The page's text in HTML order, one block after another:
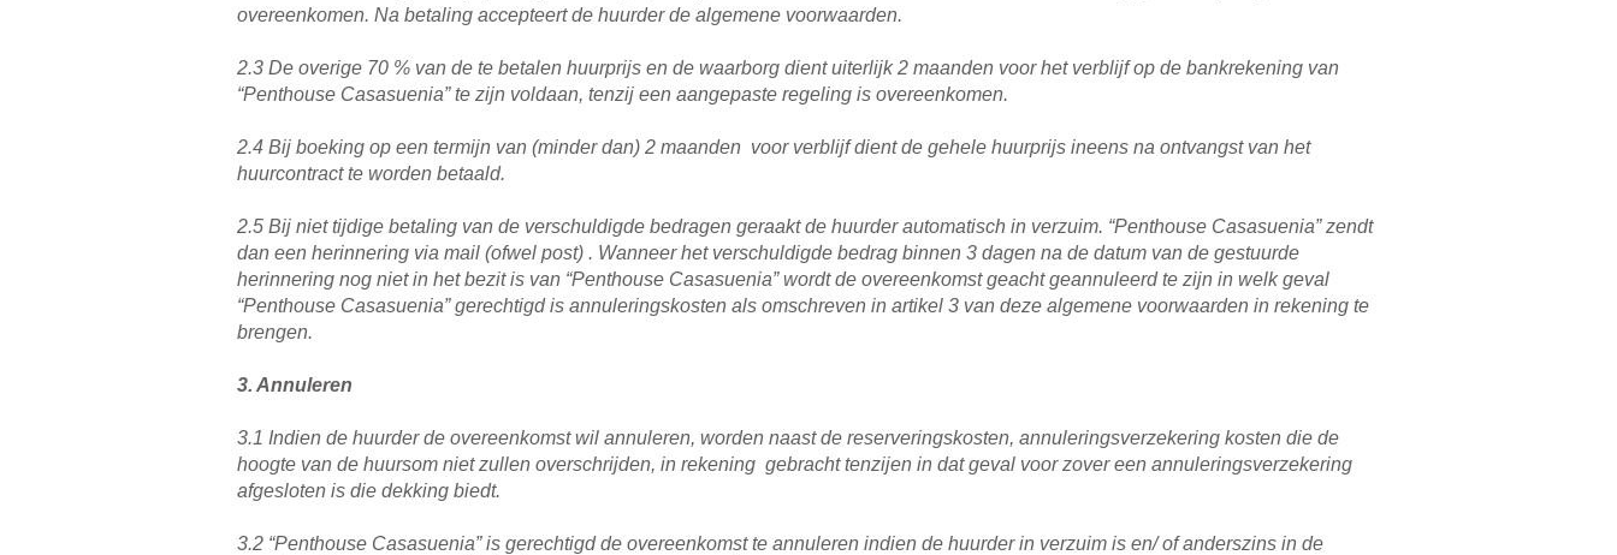
overeenkomen. Na betaling accepteert de huurder de algemene voorwaarden.
2.3 De overige 70 % van de te betalen huurprijs en de waarborg dient uiterlijk 2 maanden voor het verblijf op de bankrekening van
“Penthouse Casasuenia” te zijn voldaan, tenzij een aangepaste regeling is overeenkomen.
2.4 Bij boeking op een termijn van (minder dan) 2 maanden voor verblijf dient de gehele huurprijs ineens na ontvangst van het
huurcontract te worden betaald.
2.5 Bij niet tijdige betaling van de verschuldigde bedragen geraakt de huurder automatisch in verzuim. “Penthouse Casasuenia” zendt
dan een herinnering via mail (ofwel post) . Wanneer het verschuldigde bedrag binnen 3 dagen na de datum van de gestuurde
herinnering nog niet in het bezit is van “Penthouse Casasuenia” wordt de overeenkomst geacht geannuleerd te zijn in welk geval
“Penthouse Casasuenia” gerechtigd is annuleringskosten als omschreven in artikel 3 van deze algemene voorwaarden in rekening te
brengen.
3. Annuleren
3.1 Indien de huurder de overeenkomst wil annuleren, worden naast de reserveringskosten, annuleringsverzekering kosten die de
hoogte van de huursom niet zullen overschrijden, in rekening gebracht tenzijen in dat geval voor zover een annuleringsverzekering
afgesloten is die dekking biedt.
3.2 “Penthouse Casasuenia” is gerechtigd de overeenkomst te annuleren indien de huurder in verzuim is en/ of anderszins in de